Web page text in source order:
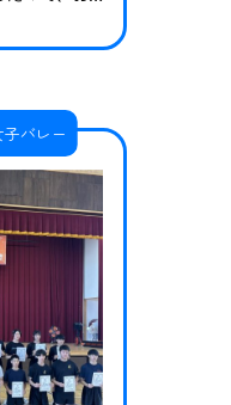
の出場と
府）0-2（5
ラス北九州
）敗戦 3部C
バレー